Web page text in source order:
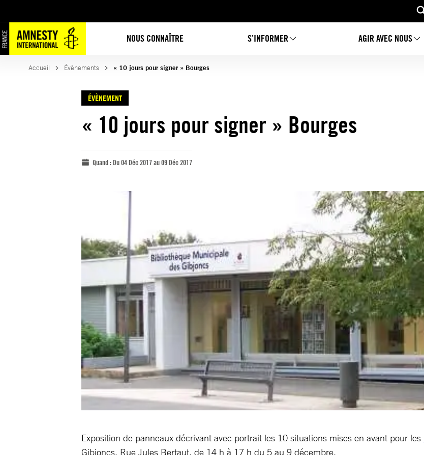
NOUS CONNAÎTRE S’INFORMER AGIR AVEC NOUS
Accueil Évènements « 10 jours pour signer » Bourges
ÉVÈNEMENT
« 10 jours pour signer » Bourges
Quand :Du 04 Déc 2017 au 09 Déc 2017
Exposition de panneaux décrivant avec portrait les 10 situations mises en avant pour les
Gibjoncs, Rue Jules Bertaut, de 14 h à 17 h du 5 au 9 décembre.